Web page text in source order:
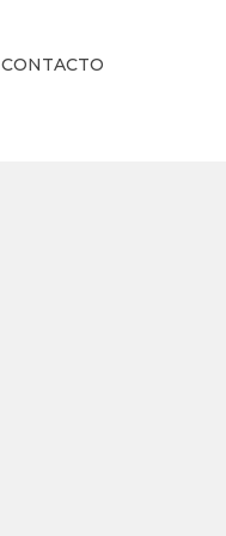
CONTACTO